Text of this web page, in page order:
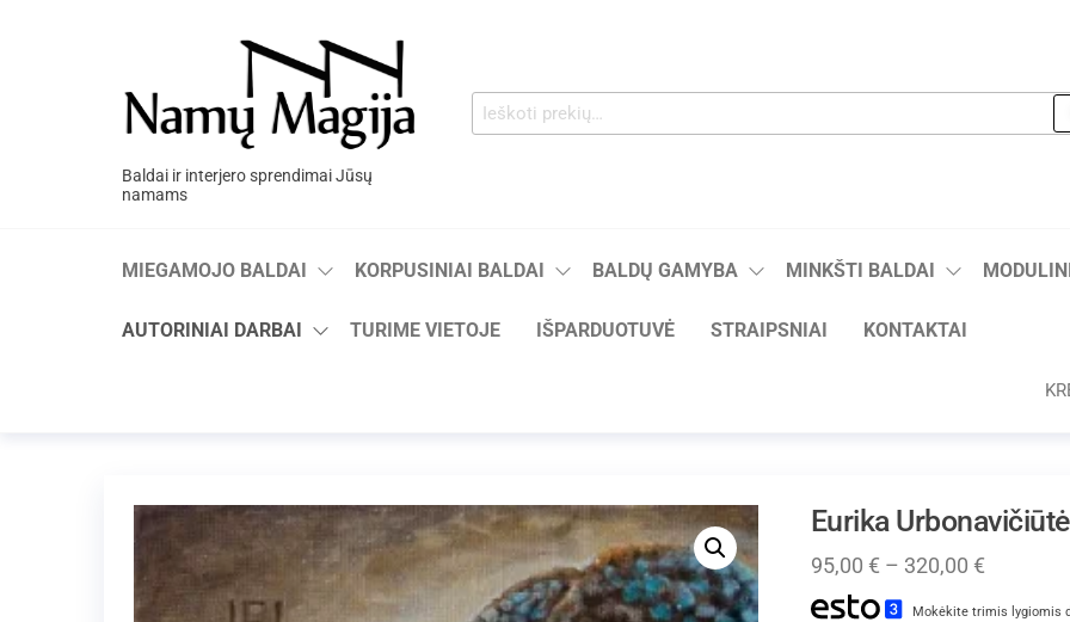
Baldai ir interjero sprendimai Jūsų
namams
MIEGAMOJO BALDAI KORPUSINIAI BALDAI BALDŲ GAMYBA MINKŠTI BALDAI
AUTORINIAI DARBAI TURIME VIETOJE IŠPARDUOTUVĖ STRAIPSNIAI KONTAKTAI
Eurika
95,00 € – 320,00 €
Mokėkite trimis lygiomis